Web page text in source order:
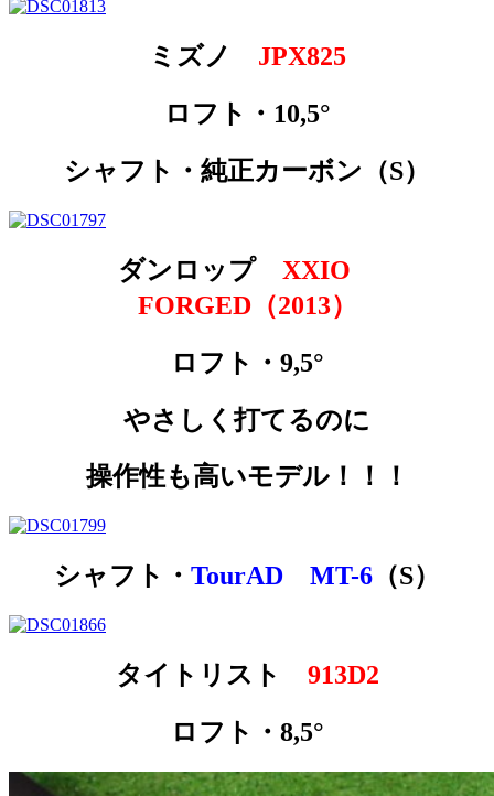
ミズノ JPX825
ロフト・10,5°
シャフト・純正カーボン（S）
ダンロップ XXIO
FORGED（2013）
ロフト・9,5°
やさしく打てるのに
操作性も高いモデル！！！
シャフト・ TourAD MT-6 （S）
タイトリスト 913D2
ロフト・8,5°